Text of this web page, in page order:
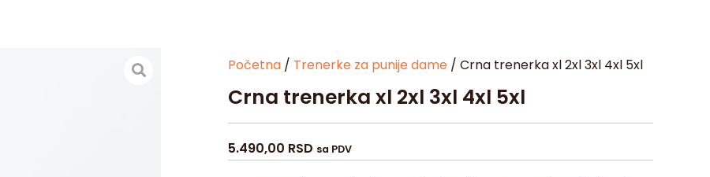
Početna/ Trenerke za punije dame/ Crna trenerka xl 2xl 3xl 4xl 5xl
Crna trenerka xl 2xl 3xl 4xl 5xl
5.490,00 RSD sa PDV